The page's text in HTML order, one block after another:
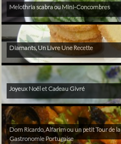
Melothria scabra ou Mini-Concombres
Diamants, Un Livre Une Recette
Joyeux Noël et Cadeau Givré
Dom Ricardo, Alfarim ou un petit Tour de la
Gastronomie Portugaise